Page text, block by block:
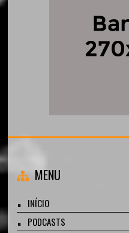
MENU
INÍCIO
PODCASTS